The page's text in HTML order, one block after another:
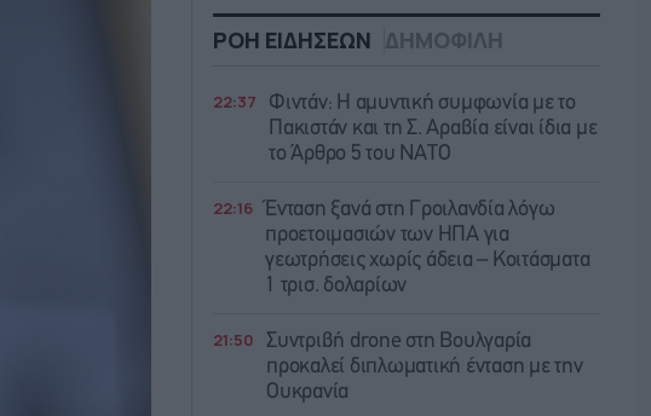
ΡΟΗ ΕΙΔΗΣΕΩΝ ΔΗΜΟΦΙΛΗ
22:37
Φιντάν: Η αμυντική συμφωνία με το
Πακιστάν και τη Σ. Αραβία είναι ίδια με
τo Άρθρο 5 του ΝΑΤΟ
22:16
Ένταση ξανά στη Γροιλανδία λόγω
προετοιμασιών των ΗΠΑ για
γεωτρήσεις χωρίς άδεια – Κοιτάσματα
1 τρισ. δολαρίων
21:50
Συντριβή drone στη Βουλγαρία
προκαλεί διπλωματική ένταση με την
Ουκρανία